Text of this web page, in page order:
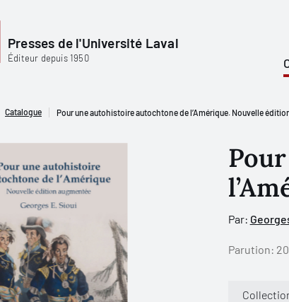
Presses de l'Université Laval
Éditeur depuis 1950
Catalogue Pour une autohistoire autochtone de l’Amérique. Nouvelle
Par:
Parution: